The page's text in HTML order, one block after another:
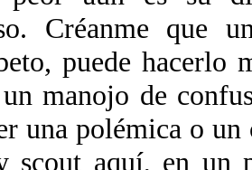
Créanme que
puede hacerlo
manojo de
una polémica o
scout aquí, en